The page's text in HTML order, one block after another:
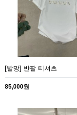
[발망] 반팔 티셔츠
85,000원